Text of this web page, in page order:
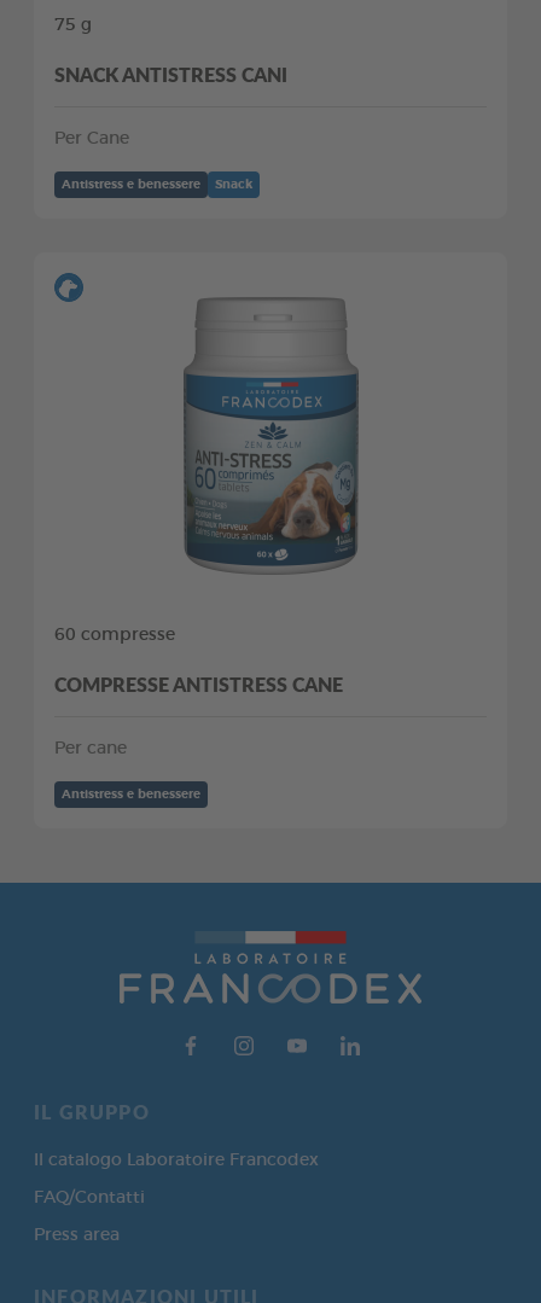
75 g
SNACK ANTISTRESS CANI
Per Cane
Antistress e benessere Snack
60 compresse
COMPRESSE ANTISTRESS CANE
Per cane
Antistress e benessere
IL GRUPPO
Il catalogo Laboratoire Francodex
FAQ/Contatti
Press area
INFORMAZIONI UTILI